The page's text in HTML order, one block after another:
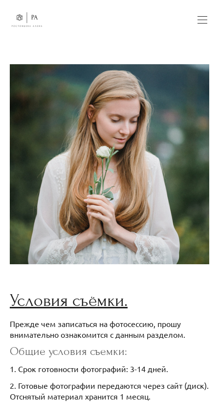
Условия съёмки.
Прежде чем записаться на фотосессию, прошу
внимательно ознакомится с данным разделом.
Общие условия съемки:
1. Срок готовности фотографий: 3-14 дней.
2. Готовые фотографии передаются через сайт (диск).
Отснятый материал хранится 1 месяц.